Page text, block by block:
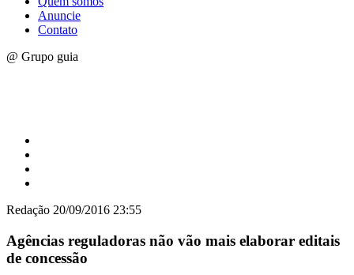
Anuncie
Contato
@ Grupo guia
Redação 20/09/2016 23:55
Agências reguladoras não vão mais elaborar editais
de concessão